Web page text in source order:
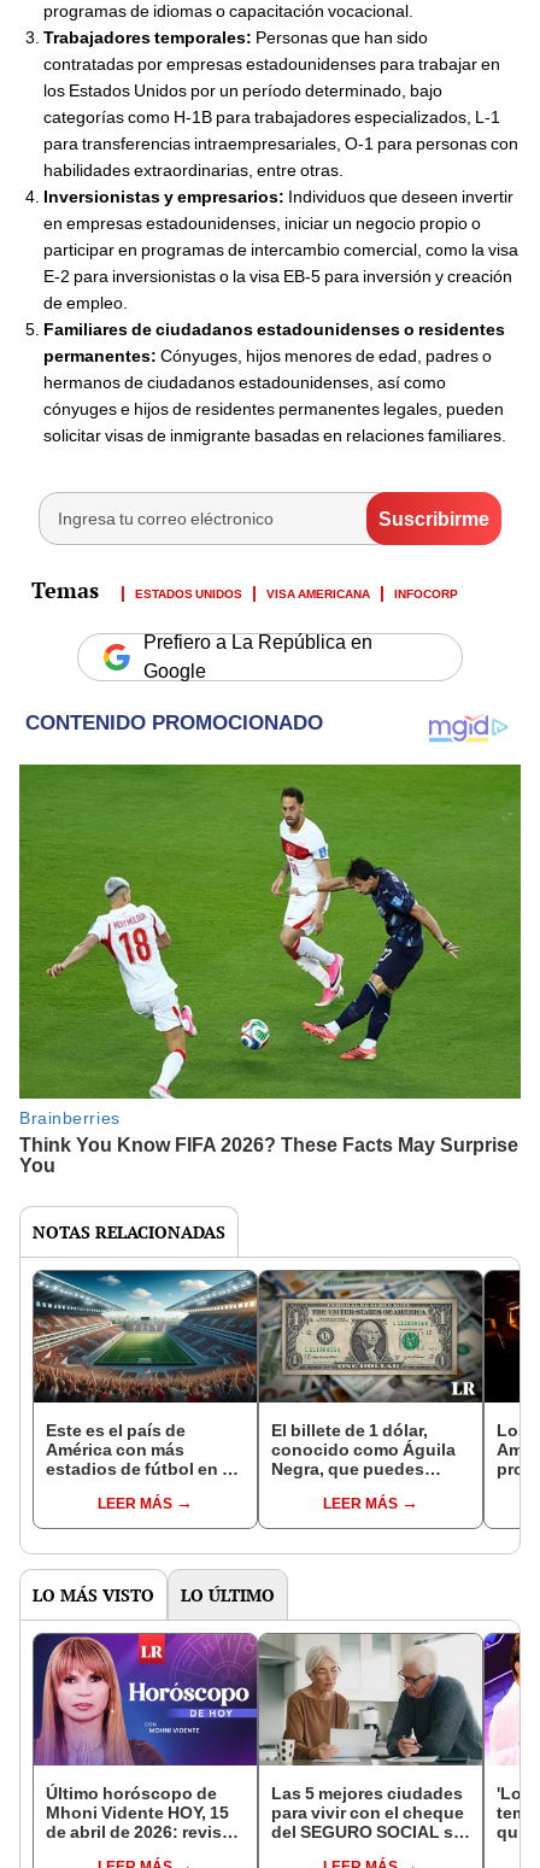
programas de idiomas o capacitación vocacional.
Trabajadores temporales: Personas que han sido
contratadas por empresas estadounidenses para trabajar en
los Estados Unidos por un período determinado, bajo
categorías como H-1B para trabajadores especializados, L-1
para transferencias intraempresariales, O-1 para personas con
habilidades extraordinarias, entre otras.
Inversionistas y empresarios: Individuos que deseen invertir
en empresas estadounidenses, iniciar un negocio propio o
participar en programas de intercambio comercial, como la visa
E-2 para inversionistas o la visa EB-5 para inversión y creación
de empleo.
Familiares de ciudadanos estadounidenses o residentes
permanentes: Cónyuges, hijos menores de edad, padres o
hermanos de ciudadanos estadounidenses, así como
cónyuges e hijos de residentes permanentes legales, pueden
solicitar visas de inmigrante basadas en relaciones familiares.
ESTADOS UNIDOS VISA AMERICANA INFOCORP
Prefiero a La República en
Google
NOTAS RELACIONADAS
Este es el país de
América con más
estadios de fútbol en el
recintos deportivos
LEER MÁS
El billete de 1 dólar,
conocido como Águila
Negra, que puedes
S/140,000LEER MÁS
Los
LO MÁS VISTO LO ÚLTIMO
Último horóscopo de
Mhoni Vidente HOY, 15
de abril de 2026: revisa
Las 5 mejores ciudades
para vivir con el cheque
del SEGURO SOCIAL si